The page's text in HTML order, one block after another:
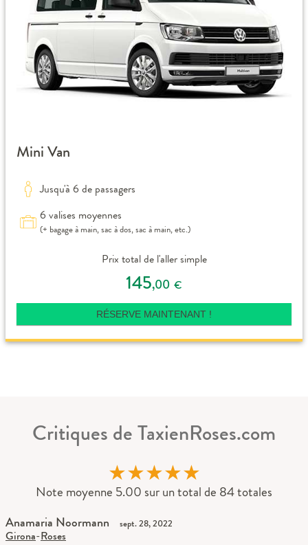
Mini Van
Jusqu'à 6 de passagers
6 valises moyennes
(+ bagage à main, sac à dos, sac à main, etc.)
Prix total de l'aller simple
145,00 €
RÉSERVE MAINTENANT !
Critiques de TaxienRoses.com
★★★★★
Note moyenne 5.00 sur un total de 84 totales
Anamaria Noormann sept. 28, 2022
Girona-Roses